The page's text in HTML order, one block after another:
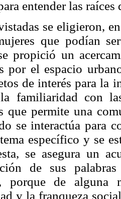
entender las
se eligieron,
que podían
propició un
por el espacio
de interés para la
familiaridad con
que permite una
se interactúa para
específico y se
se asegura un
de sus
porque de alguna
y la franqueza